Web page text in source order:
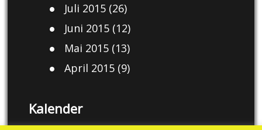
Juli 2015(26)
Juni 2015(12)
Mai 2015(13)
April 2015(9)
Kalender